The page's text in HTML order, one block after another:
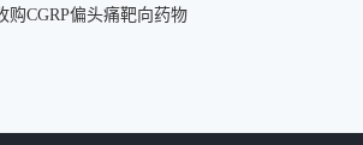
购CGRP偏头痛靶向药物